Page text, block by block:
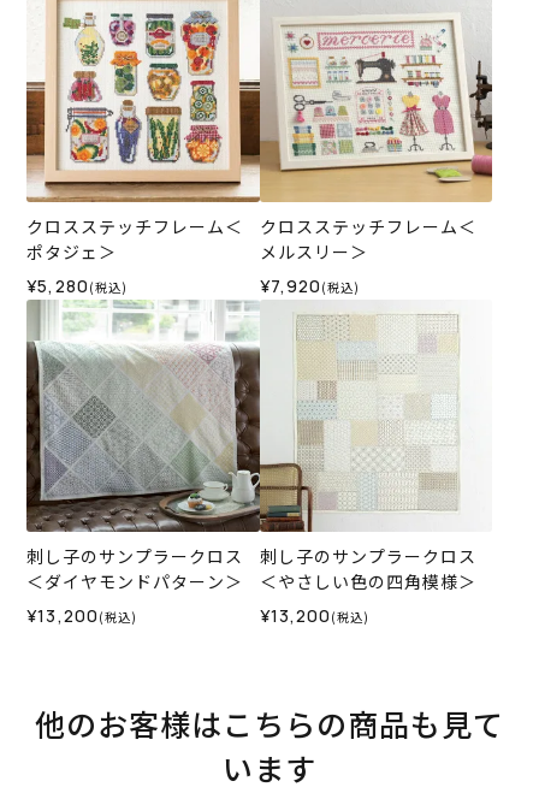
クロスステッチフレーム＜
ポタジェ＞
¥5,280 (税込)
クロスステッチフレーム＜
メルスリー＞
¥7,920 (税込)
刺し子のサンプラークロス
＜ダイヤモンドパターン＞
¥13,200 (税込)
刺し子のサンプラークロス
＜やさしい色の四角模様＞
¥13,200 (税込)
他のお客様はこちらの商品も見て
います